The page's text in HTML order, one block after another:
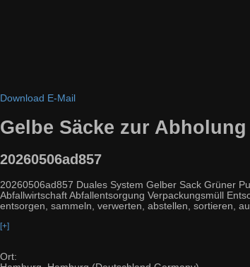
Download E-Mail
Gelbe Säcke zur Abholung
20260506ad857
20260506ad857 Duales System Gelber Sack Grüner
Abfallwirtschaft Abfallentsorgung Verpackungsmüll
entsorgen, sammeln, verwerten, abstellen, sortieren,
[+]
Ort: